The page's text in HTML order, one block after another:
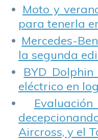
Moto y
para tenerla
Mercedes-
la segunda
BYD
eléctrico en
Aircross, y el